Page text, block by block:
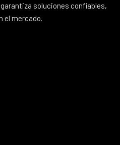
soluciones confiables,
el mercado.